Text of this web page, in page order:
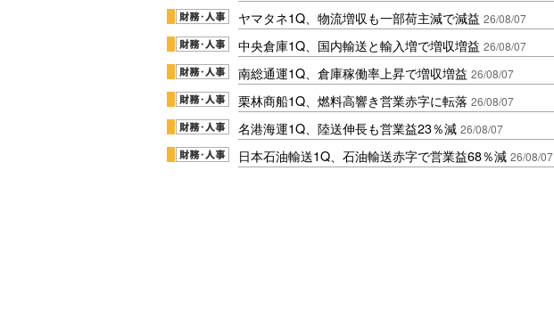
ヤマタネ1Q、物流増収も一部荷主減で減益 26/08/07
中央倉庫1Q、国内輸送と輸入増で増収増益 26/08/07
南総通運1Q、倉庫稼働率上昇で増収増益 26/08/07
栗林商船1Q、燃料高響き営業赤字に転落 26/08/07
名港海運1Q、陸送伸長も営業益23％減 26/08/07
日本石油輸送1Q、石油輸送赤字で営業益68％減 26/08/07